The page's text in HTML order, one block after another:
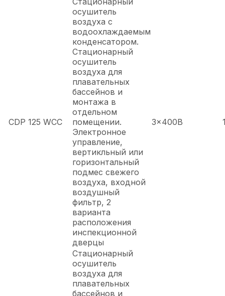
CDP 125 WCC
осушитель
воздуха с
водоохлаждаемым
конденсатором.
Стационарный
осушитель
воздуха для
плавательных
бассейнов и
монтажа в
отдельном
помещении.
Электронное
управление,
вертикльный или
горизонтальный
подмес свежего
воздуха, входной
воздушный
фильтр, 2
варианта
расположения
инспекционной
дверцы
3x400В
Стационарный
осушитель
воздуха для
плавательных
бассейнов и